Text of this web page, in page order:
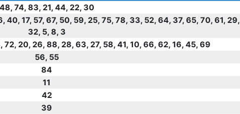
48, 74, 83, 21, 44, 22, 30
40, 17, 57, 67, 50, 59, 25, 75, 78, 33, 52, 64, 37, 65, 70, 61, 29,
32, 5, 8, 3
72, 20, 26, 88, 28, 63, 27, 58, 41, 10, 66, 62, 16, 45, 69
56, 55
84
11
42
39